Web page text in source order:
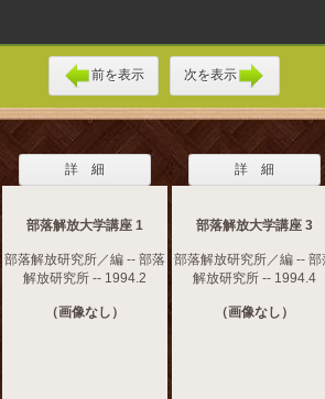
前を表示 次を表示
詳 細
部落解放大学講座 1
部落解放研究所／編 -- 部落
解放研究所 -- 1994.2
（画像なし）
詳 細
部落解放大学講座 3
部落解放研究所／編 -- 部
解放研究所 -- 1994.4
（画像なし）